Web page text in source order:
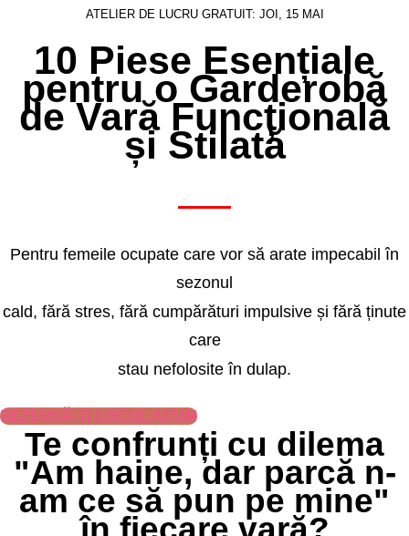
ATELIER DE LUCRU GRATUIT: JOI, 15 MAI
10 Piese Esențiale
pentru o Garderobă
de Vară Funcțională
și Stilată
Pentru femeile ocupate care vor să arate impecabil în
sezonul
cald, fără stres, fără cumpărături impulsive și fără ținute
care
stau nefolosite în dulap.
REZERVĂ-ȚI LOCUL ACUM
Te confrunți cu dilema
"Am haine, dar parcă n-
am ce să pun pe mine"